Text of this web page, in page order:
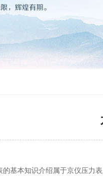
的基本知识介绍属于京仪压力表